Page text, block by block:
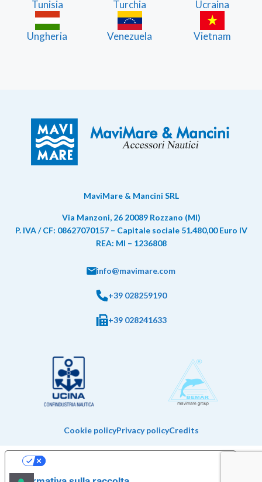
Tunisia Turchia Ucraina
Ungheria Venezuela Vietnam
MaviMare & Mancini SRL
Via Manzoni, 26 20089 Rozzano (MI)
P. IVA / CF: 08627070157 – Capitale sociale 51.480,00 Euro IV
REA: MI – 1236808
info@mavimare.com
+39 028259190
+39 028241633
Cookie policyPrivacy policyCredits
Le tue preferenze relative alla privacy